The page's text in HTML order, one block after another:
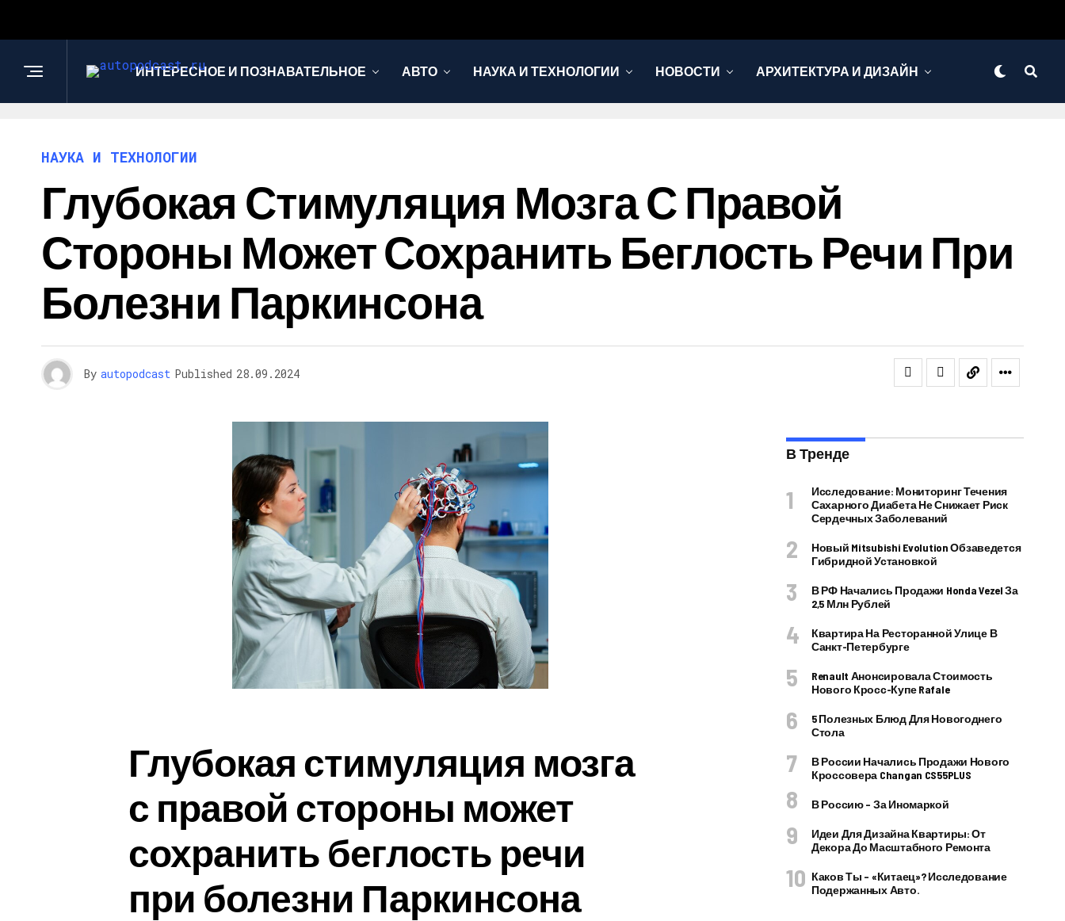
ИНТЕРЕСНОЕ И ПОЗНАВАТЕЛЬНОЕ АВТО НАУКА И ТЕХНОЛОГИИ НОВОСТИ АРХИТЕКТУРА И ДИЗАЙН
НАУКА И ТЕХНОЛОГИИ
Глубокая Стимуляция Мозга С Правой
Стороны Может Сохранить Беглость Речи При
Болезни Паркинсона
By autopodcast Published 28.09.2024
Глубокая стимуляция мозга
с правой стороны может
сохранить беглость речи
при болезни Паркинсона
В Тренде
Исследование: Мониторинг Течения
Сахарного Диабета Не Снижает Риск
Сердечных Заболеваний
Новый Mitsubishi Evolution Обзаведется
Гибридной Установкой
В РФ Начались Продажи Honda Vezel За
2,5 Млн Рублей
Квартира На Ресторанной Улице В
Санкт-Петербурге
Renault Анонсировала Стоимость
Нового Кросс-Купе Rafale
5 Полезных Блюд Для Новогоднего
Стола
В России Начались Продажи Нового
Кроссовера Changan CS55PLUS
В Россию – За Иномаркой
Идеи Для Дизайна Квартиры: От
Декора До Масштабного Ремонта
Каков Ты – «китаец»? Исследование
Подержанных Авто.